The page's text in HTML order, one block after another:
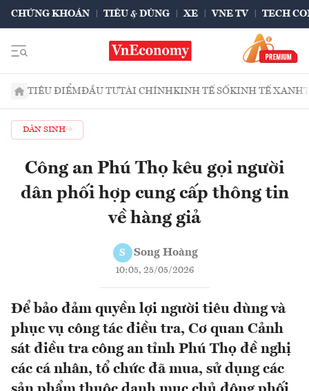
CHỨNG KHOÁN TIÊU & DÙNG XE VNE TV TECH
TIÊU ĐIỂMĐẦU TƯTÀI CHÍNHKINH TẾ SỐKINH TẾ XANH
DÂN SINH
Công an Phú Thọ kêu gọi người
dân phối hợp cung cấp thông tin
về hàng giả
S Song Hoàng
10:05, 25/05/2026
Để bảo đảm quyền lợi người tiêu dùng và
phục vụ công tác điều tra, Cơ quan Cảnh
sát điều tra công an tỉnh Phú Thọ đề nghị
các cá nhân, tổ chức đã mua, sử dụng các